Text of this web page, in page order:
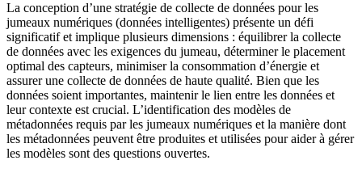
La conception d’une stratégie de collecte de données pour les
jumeaux numériques (données intelligentes) présente un défi
significatif et implique plusieurs dimensions : équilibrer la collecte
de données avec les exigences du jumeau, déterminer le placement
optimal des capteurs, minimiser la consommation d’énergie et
assurer une collecte de données de haute qualité. Bien que les
données soient importantes, maintenir le lien entre les données et
leur contexte est crucial. L’identification des modèles de
métadonnées requis par les jumeaux numériques et la manière dont
les métadonnées peuvent être produites et utilisées pour aider à gérer
les modèles sont des questions ouvertes.